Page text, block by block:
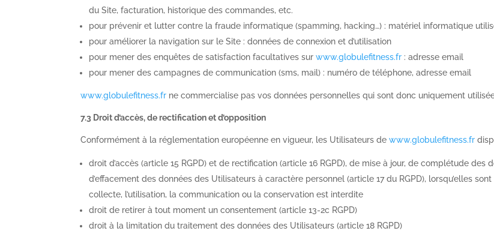
du Site, facturation, historique des commandes, etc.
pour prévenir et lutter contre la fraude informatique (spamming, hacking…) : matériel informatique
pour améliorer la navigation sur le Site : données de connexion et d’utilisation
pour mener des enquêtes de satisfaction facultatives surwww.globulefitness.fr : adresse email
pour mener des campagnes de communication (sms, mail) : numéro de téléphone, adresse email
www.globulefitness.fr ne commercialise pas vos données personnelles qui sont donc uniquement
7.3 Droit d’accès, de rectification et d’opposition
Conformément à la réglementation européenne en vigueur, les Utilisateurs dewww.globulefitness.fr
droit d’accès (article 15 RGPD) et de rectification (article 16 RGPD), de mise à jour, de complétude des
d’effacement des données des Utilisateurs à caractère personnel (article 17 du RGPD), lorsqu’elles
collecte, l’utilisation, la communication ou la conservation est interdite
droit de retirer à tout moment un consentement (article 13-2c RGPD)
droit à la limitation du traitement des données des Utilisateurs (article 18 RGPD)